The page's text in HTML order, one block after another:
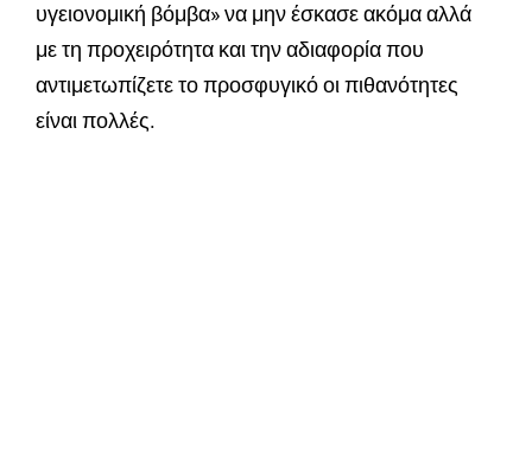
υγειονομική βόμβα» να μην έσκασε ακόμα αλλά
με τη προχειρότητα και την αδιαφορία που
αντιμετωπίζετε το προσφυγικό οι πιθανότητες
είναι πολλές.